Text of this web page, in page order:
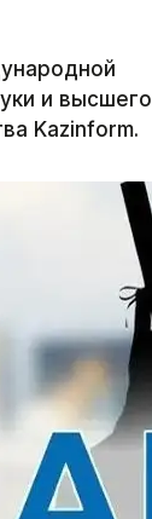
и высшего
Kazinform.